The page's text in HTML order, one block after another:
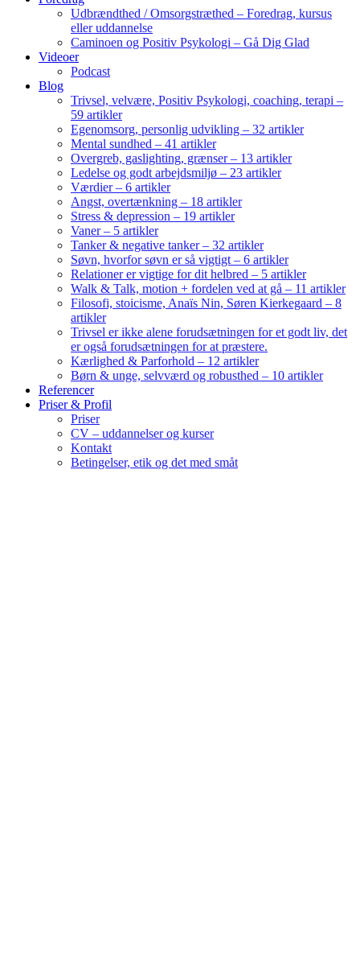
Udbrændthed / Omsorgstræthed – Foredrag, kursus
eller uddannelse
Caminoen og Positiv Psykologi – Gå Dig Glad
Videoer
Podcast
Blog
Trivsel, velvære, Positiv Psykologi, coaching, terapi –
59 artikler
Egenomsorg, personlig udvikling – 32 artikler
Mental sundhed – 41 artikler
Overgreb, gaslighting, grænser – 13 artikler
Ledelse og godt arbejdsmiljø – 23 artikler
Værdier – 6 artikler
Angst, overtænkning – 18 artikler
Stress & depression – 19 artikler
Vaner – 5 artikler
Tanker & negative tanker – 32 artikler
Søvn, hvorfor søvn er så vigtigt – 6 artikler
Relationer er vigtige for dit helbred – 5 artikler
Walk & Talk, motion + fordelen ved at gå – 11 artikler
Filosofi, stoicisme, Anaïs Nin, Søren Kierkegaard – 8
artikler
Trivsel er ikke alene forudsætningen for et godt liv, det
er også forudsætningen for at præstere.
Kærlighed & Parforhold – 12 artikler
Børn & unge, selvværd og robusthed – 10 artikler
Referencer
Priser & Profil
Priser
CV – uddannelser og kurser
Kontakt
Betingelser, etik og det med småt